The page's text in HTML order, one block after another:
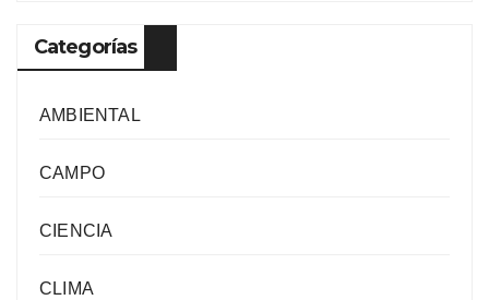
Categorías
AMBIENTAL
CAMPO
CIENCIA
CLIMA